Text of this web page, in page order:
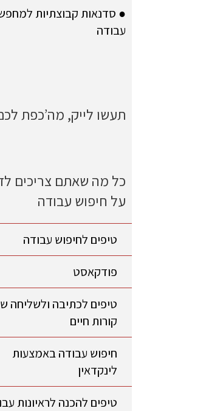
● סדנאות קבוצתיות
עבודה
תעשו לייק, מה’כפת
כל מה שאתם צריכים
על חיפוש עבודה
טיפים לחיפוש עבודה
פודקאסט
טיפים לכתיבה ולשליחה
קורות חיים
חיפוש עבודה באמצעות
לינקדאין
טיפים להכנה לראיונות